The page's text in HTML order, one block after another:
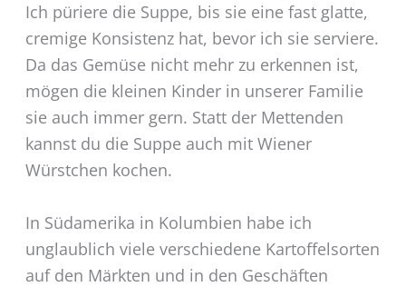
Ich püriere die Suppe, bis sie eine fast glatte,
cremige Konsistenz hat, bevor ich sie serviere.
Da das Gemüse nicht mehr zu erkennen ist,
mögen die kleinen Kinder in unserer Familie
sie auch immer gern. Statt der Mettenden
kannst du die Suppe auch mit Wiener
Würstchen kochen.
In Südamerika in Kolumbien habe ich
unglaublich viele verschiedene Kartoffelsorten
auf den Märkten und in den Geschäften